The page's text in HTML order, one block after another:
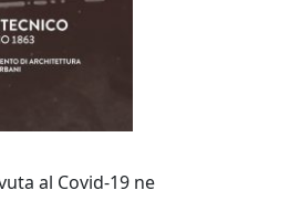
al Covid-19 ne